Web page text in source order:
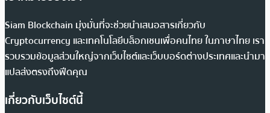
Siam Blockchain มุ่งมั่นที่จะช่วยนำเสนอสารเกี่ยวกับ
Cryptocurrency และเทคโนโลยีบล็อกเชนเพื่อคนไทย ในภาษาไทย เรา
รวบรวมข้อมูลส่วนใหญ่จากเว็บไซต์และเว็บบอร์ดต่างประเทศและนำมา
แปลส่งตรงถึงฟีดคุณ
เกี่ยวกับเว็บไซต์นี้